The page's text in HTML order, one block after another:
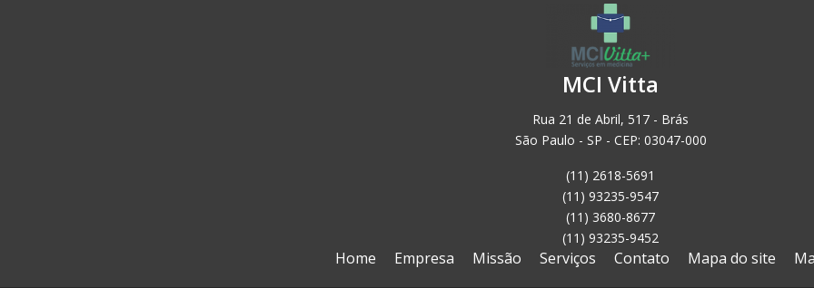
MCI Vitta
Rua 21 de Abril, 517 - Brás
São Paulo - SP - CEP: 03047-000
(11) 2618-5691
(11) 93235-9547
(11) 3680-8677
(11) 93235-9452
Home Empresa Missão Serviços Contato Mapa do site